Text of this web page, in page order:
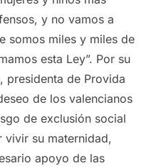
y no vamos a
somos miles y miles de
esta Ley”. Por su
presidenta de Provida
de los valencianos
de exclusión social
vivir su maternidad,
apoyo de las